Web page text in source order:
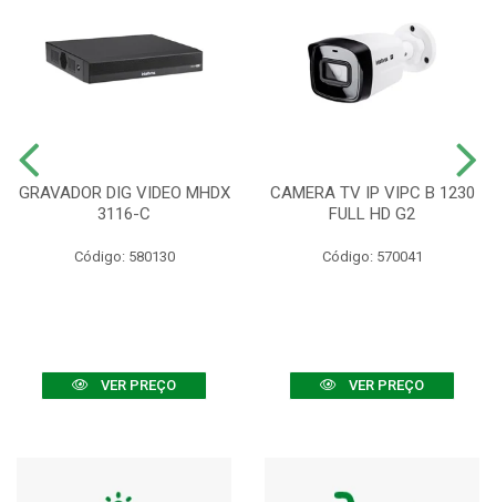
GRAVADOR DIG VIDEO MHDX
3116-C
Código: 580130
VER PREÇO
CAMERA TV IP VIPC B 1230
FULL HD G2
Código: 570041
VER PREÇO